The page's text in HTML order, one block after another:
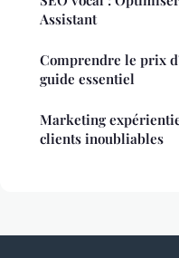
Assistant
Comprendre le prix
guide essentiel
Marketing
clients inoubliables